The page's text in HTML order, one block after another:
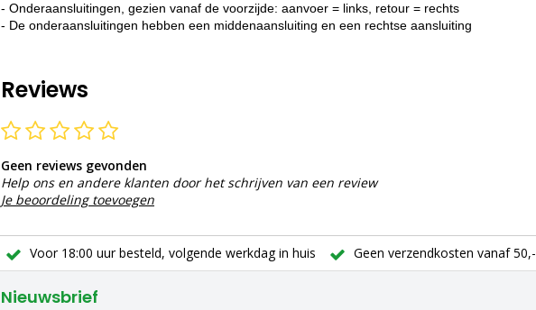
- Onderaansluitingen, gezien vanaf de voorzijde: aanvoer = links, retour = rechts
- De onderaansluitingen hebben een middenaansluiting en een rechtse aansluiting
Reviews
Geen reviews gevonden
Help ons en andere klanten door het schrijven van een review
Je beoordeling toevoegen
Voor 18:00 uur besteld, volgende werkdag in huis Geen verzendkosten vanaf 50,-
Nieuwsbrief